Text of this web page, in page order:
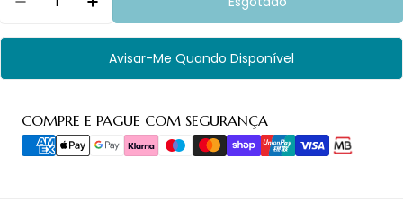
Diminuir Quantidade Para Win Fit
Aumentar Quantidade Para Win Fit
Avisar-Me Quando Disponível
COMPRE E PAGUE COM SEGURANÇA
Métodos
de
pagamento